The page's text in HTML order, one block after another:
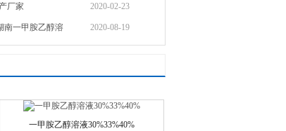
2020-02-23
厂家
2020-08-19
南一甲胺乙醇溶
一甲胺乙醇溶液30%33%40%